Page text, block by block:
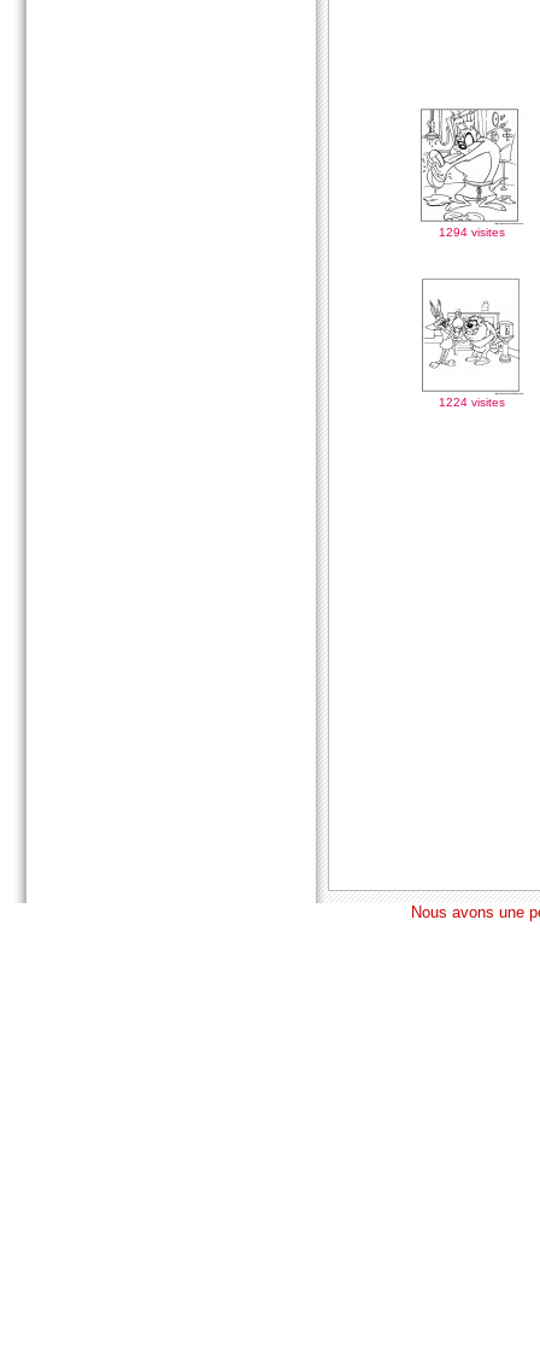
1294 visites
1224 visites
Nous avons une